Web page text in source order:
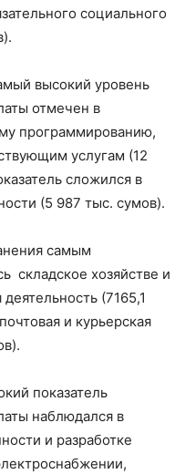
социального
высокий уровень
отмечен в
программированию,
услугам (12
сложился в
(5 987 тыс. сумов).
самым
складское хозяйстве и
(7165,1
и курьерская
показатель
наблюдался в
и разработке